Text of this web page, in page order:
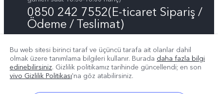
vivo Gizlilik Merkezi
0850 242 7552(E-ticaret Sipariş /
Ödeme / Teslimat)
Bizin takip edin
Bu web sitesi birinci taraf ve üçüncü tarafa ait olanlar dahil
olmak üzere tanımlama bilgileri kullanır. Burada daha fazla bilgi
edinebilirsiniz. Gizlilik politikamıztarihinde güncellendi; en son
vivo Gizlilik Politikası'na göz atabilirsiniz.